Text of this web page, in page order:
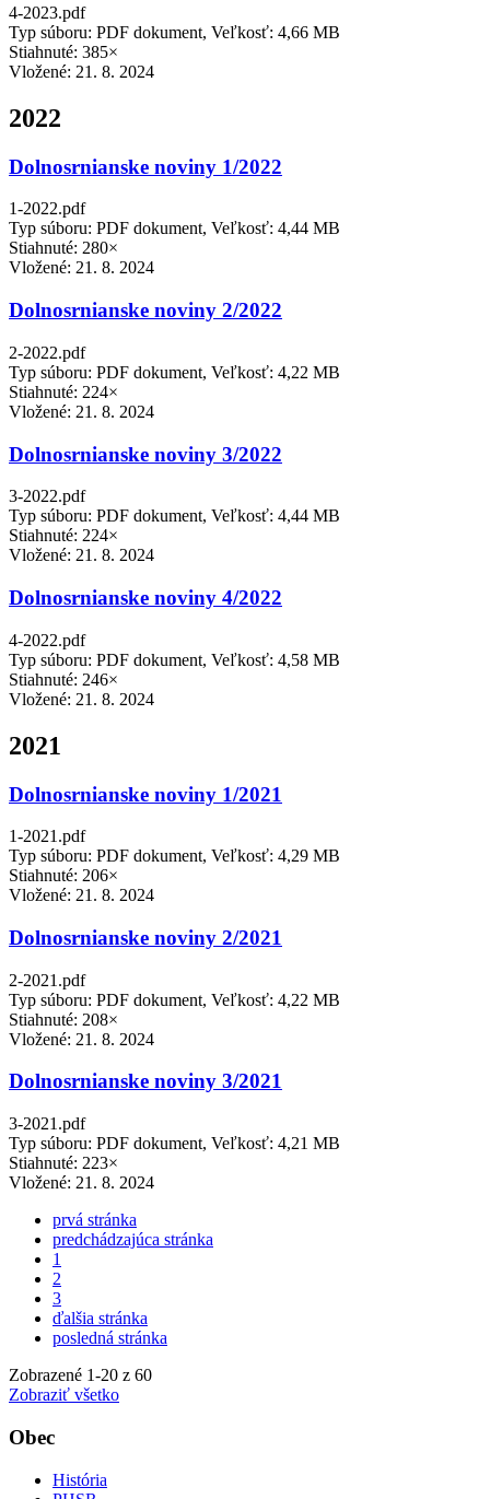
4-2023.pdf
Typ súboru: PDF dokument, Veľkosť: 4,66 MB
Stiahnuté: 385×
Vložené: 21. 8. 2024
2022
Dolnosrnianske noviny 1/2022
1-2022.pdf
Typ súboru: PDF dokument, Veľkosť: 4,44 MB
Stiahnuté: 280×
Vložené: 21. 8. 2024
Dolnosrnianske noviny 2/2022
2-2022.pdf
Typ súboru: PDF dokument, Veľkosť: 4,22 MB
Stiahnuté: 224×
Vložené: 21. 8. 2024
Dolnosrnianske noviny 3/2022
3-2022.pdf
Typ súboru: PDF dokument, Veľkosť: 4,44 MB
Stiahnuté: 224×
Vložené: 21. 8. 2024
Dolnosrnianske noviny 4/2022
4-2022.pdf
Typ súboru: PDF dokument, Veľkosť: 4,58 MB
Stiahnuté: 246×
Vložené: 21. 8. 2024
2021
Dolnosrnianske noviny 1/2021
1-2021.pdf
Typ súboru: PDF dokument, Veľkosť: 4,29 MB
Stiahnuté: 206×
Vložené: 21. 8. 2024
Dolnosrnianske noviny 2/2021
2-2021.pdf
Typ súboru: PDF dokument, Veľkosť: 4,22 MB
Stiahnuté: 208×
Vložené: 21. 8. 2024
Dolnosrnianske noviny 3/2021
3-2021.pdf
Typ súboru: PDF dokument, Veľkosť: 4,21 MB
Stiahnuté: 223×
Vložené: 21. 8. 2024
prvá stránka
predchádzajúca stránka
1
2
3
ďalšia stránka
posledná stránka
Zobrazené 1-20 z 60
Zobraziť všetko
Obec
História